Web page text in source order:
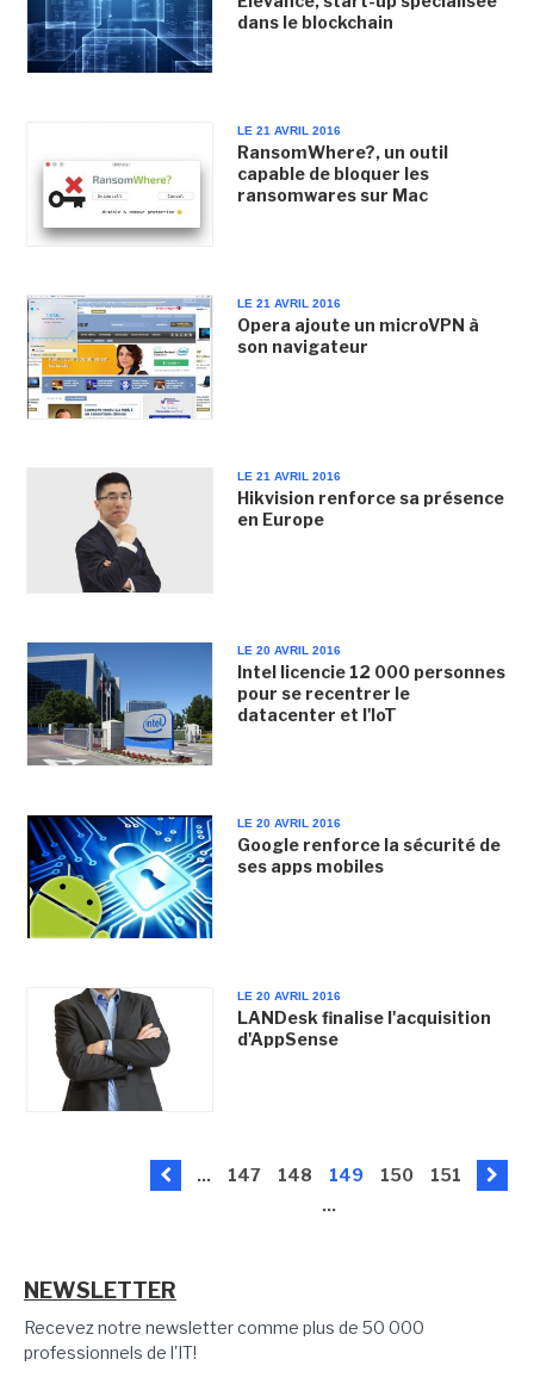
dans le blockchain
LE 21 AVRIL 2016
RansomWhere?, un outil
capable de bloquer les
ransomwares sur Mac
LE 21 AVRIL 2016
Opera ajoute un microVPN à
son navigateur
LE 21 AVRIL 2016
Hikvision renforce sa présence
en Europe
LE 20 AVRIL 2016
Intel licencie 12 000 personnes
pour se recentrer le
datacenter et l'IoT
LE 20 AVRIL 2016
Google renforce la sécurité de
ses apps mobiles
LE 20 AVRIL 2016
LANDesk finalise l'acquisition
d'AppSense
... 147 148 149 150
151
...
NEWSLETTER
Recevez notre newsletter comme plus de 50 000
professionnels de l'IT!